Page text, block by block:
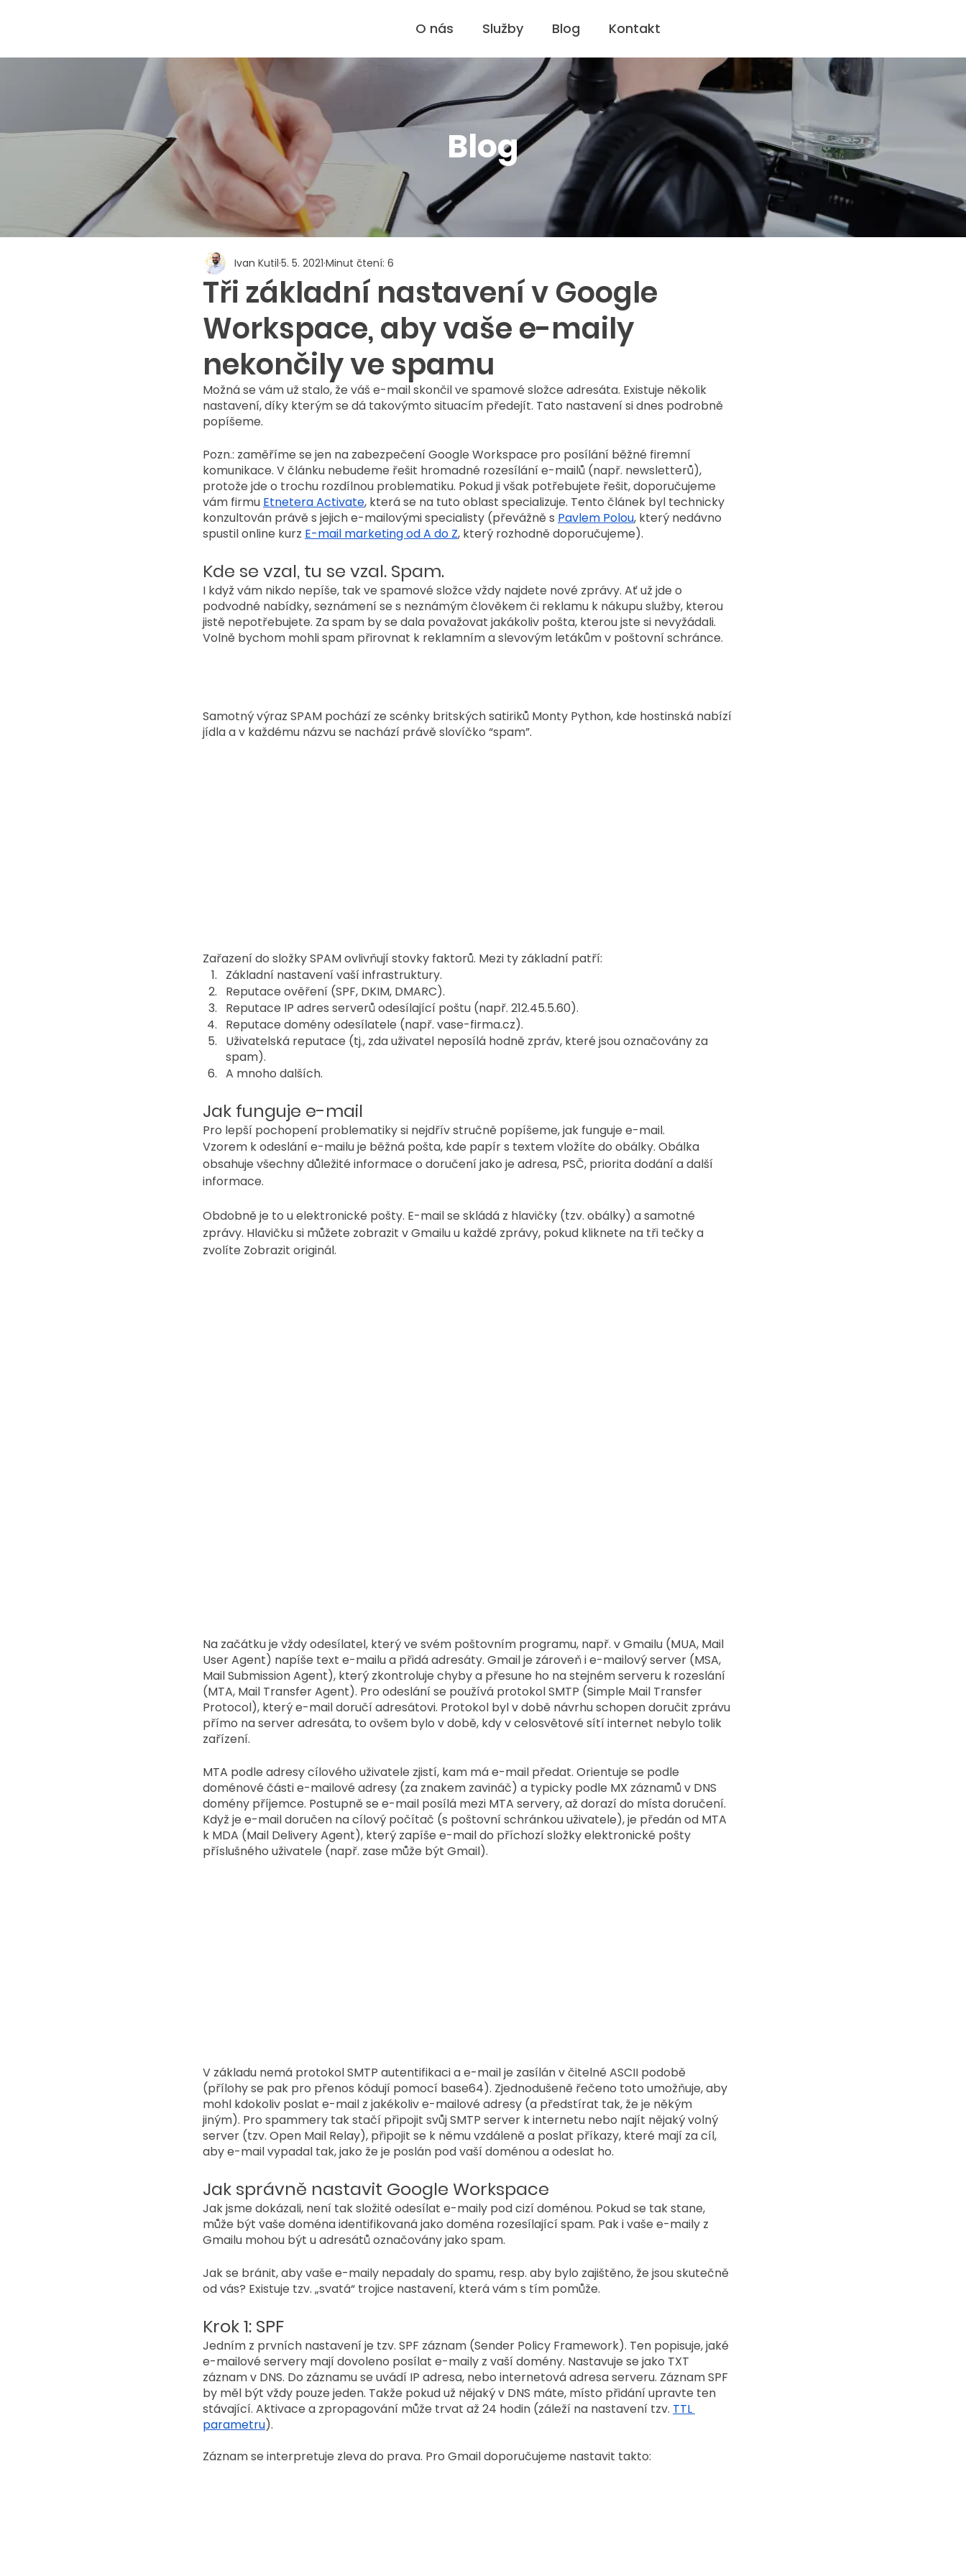
O nás Služby Blog Kontakt
Blog
Tři základní nastavení v Google
Workspace, aby vaše e-maily
nekončily ve spamu
Ivan Kutil 5. 5. 2021 Minut čtení: 6
Možná se vám už stalo, že váš e-mail skončil ve spamové složce adresáta. Existuje několik
nastavení, díky kterým se dá takovýmto situacím předejít. Tato nastavení si dnes podrobně
popíšeme.
Pozn.: zaměříme se jen na zabezpečení Google Workspace pro posílání běžné firemní
komunikace. V článku nebudeme řešit hromadné rozesílání e-mailů (např. newsletterů),
protože jde o trochu rozdílnou problematiku. Pokud ji však potřebujete řešit, doporučujeme
vám firmu Etnetera Activate, která se na tuto oblast specializuje. Tento článek byl technicky
konzultován právě s jejich e-mailovými specialisty (převážně s Pavlem Polou, který nedávno
spustil online kurz E-mail marketing od A do Z, který rozhodně doporučujeme).
Kde se vzal, tu se vzal. Spam.
I když vám nikdo nepíše, tak ve spamové složce vždy najdete nové zprávy. Ať už jde o
podvodné nabídky, seznámení se s neznámým člověkem či reklamu k nákupu služby, kterou
jistě nepotřebujete. Za spam by se dala považovat jakákoliv pošta, kterou jste si nevyžádali.
Volně bychom mohli spam přirovnat k reklamním a slevovým letákům v poštovní schránce.
Samotný výraz SPAM pochází ze scénky britských satiriků Monty Python, kde hostinská nabízí
jídla a v každému názvu se nachází právě slovíčko “spam”.
Zařazení do složky SPAM ovlivňují stovky faktorů. Mezi ty základní patří:
Základní nastavení vaší infrastruktury.
Reputace ověření (SPF, DKIM, DMARC).
Reputace IP adres serverů odesílající poštu (např. 212.45.5.60).
Reputace domény odesílatele (např. vase-firma.cz).
Uživatelská reputace (tj., zda uživatel neposílá hodně zpráv, které jsou označovány za
spam).
A mnoho dalších.
Jak funguje e-mail
Pro lepší pochopení problematiky si nejdřív stručně popíšeme, jak funguje e-mail.
Vzorem k odeslání e-mailu je běžná pošta, kde papír s textem vložíte do obálky. Obálka
obsahuje všechny důležité informace o doručení jako je adresa, PSČ, priorita dodání a další
informace.
Obdobně je to u elektronické pošty. E-mail se skládá z hlavičky (tzv. obálky) a samotné
zprávy. Hlavičku si můžete zobrazit v Gmailu u každé zprávy, pokud kliknete na tři tečky a
zvolíte Zobrazit originál.
Na začátku je vždy odesílatel, který ve svém poštovním programu, např. v Gmailu (MUA, Mail
User Agent) napíše text e-mailu a přidá adresáty. Gmail je zároveň i e-mailový server (MSA,
Mail Submission Agent), který zkontroluje chyby a přesune ho na stejném serveru k rozeslání
(MTA, Mail Transfer Agent). Pro odeslání se používá protokol SMTP (Simple Mail Transfer
Protocol), který e-mail doručí adresátovi. Protokol byl v době návrhu schopen doručit zprávu
přímo na server adresáta, to ovšem bylo v době, kdy v celosvětové sítí internet nebylo tolik
zařízení.
MTA podle adresy cílového uživatele zjistí, kam má e-mail předat. Orientuje se podle
doménové části e-mailové adresy (za znakem zavináč) a typicky podle MX záznamů v DNS
domény příjemce. Postupně se e-mail posílá mezi MTA servery, až dorazí do místa doručení.
Když je e-mail doručen na cílový počítač (s poštovní schránkou uživatele), je předán od MTA
k MDA (Mail Delivery Agent), který zapíše e-mail do příchozí složky elektronické pošty
příslušného uživatele (např. zase může být Gmail).
V základu nemá protokol SMTP autentifikaci a e-mail je zasílán v čitelné ASCII podobě
(přílohy se pak pro přenos kódují pomocí base64). Zjednodušeně řečeno toto umožňuje, aby
mohl kdokoliv poslat e-mail z jakékoliv e-mailové adresy (a předstírat tak, že je někým
jiným). Pro spammery tak stačí připojit svůj SMTP server k internetu nebo najít nějaký volný
server (tzv. Open Mail Relay), připojit se k němu vzdáleně a poslat příkazy, které mají za cíl,
aby e-mail vypadal tak, jako že je poslán pod vaší doménou a odeslat ho.
Jak správně nastavit Google Workspace
Jak jsme dokázali, není tak složité odesílat e-maily pod cizí doménou. Pokud se tak stane,
může být vaše doména identifikovaná jako doména rozesílající spam. Pak i vaše e-maily z
Gmailu mohou být u adresátů označovány jako spam.
Jak se bránit, aby vaše e-maily nepadaly do spamu, resp. aby bylo zajištěno, že jsou skutečně
od vás? Existuje tzv. „svatá“ trojice nastavení, která vám s tím pomůže.
Krok 1: SPF
Jedním z prvních nastavení je tzv. SPF záznam (Sender Policy Framework). Ten popisuje, jaké
e-mailové servery mají dovoleno posílat e-maily z vaší domény. Nastavuje se jako TXT
záznam v DNS. Do záznamu se uvádí IP adresa, nebo internetová adresa serveru. Záznam SPF
by měl být vždy pouze jeden. Takže pokud už nějaký v DNS máte, místo přidání upravte ten
stávající. Aktivace a zpropagování může trvat až 24 hodin (záleží na nastavení tzv. TTL
parametru).
Záznam se interpretuje zleva do prava. Pro Gmail doporučujeme nastavit takto: